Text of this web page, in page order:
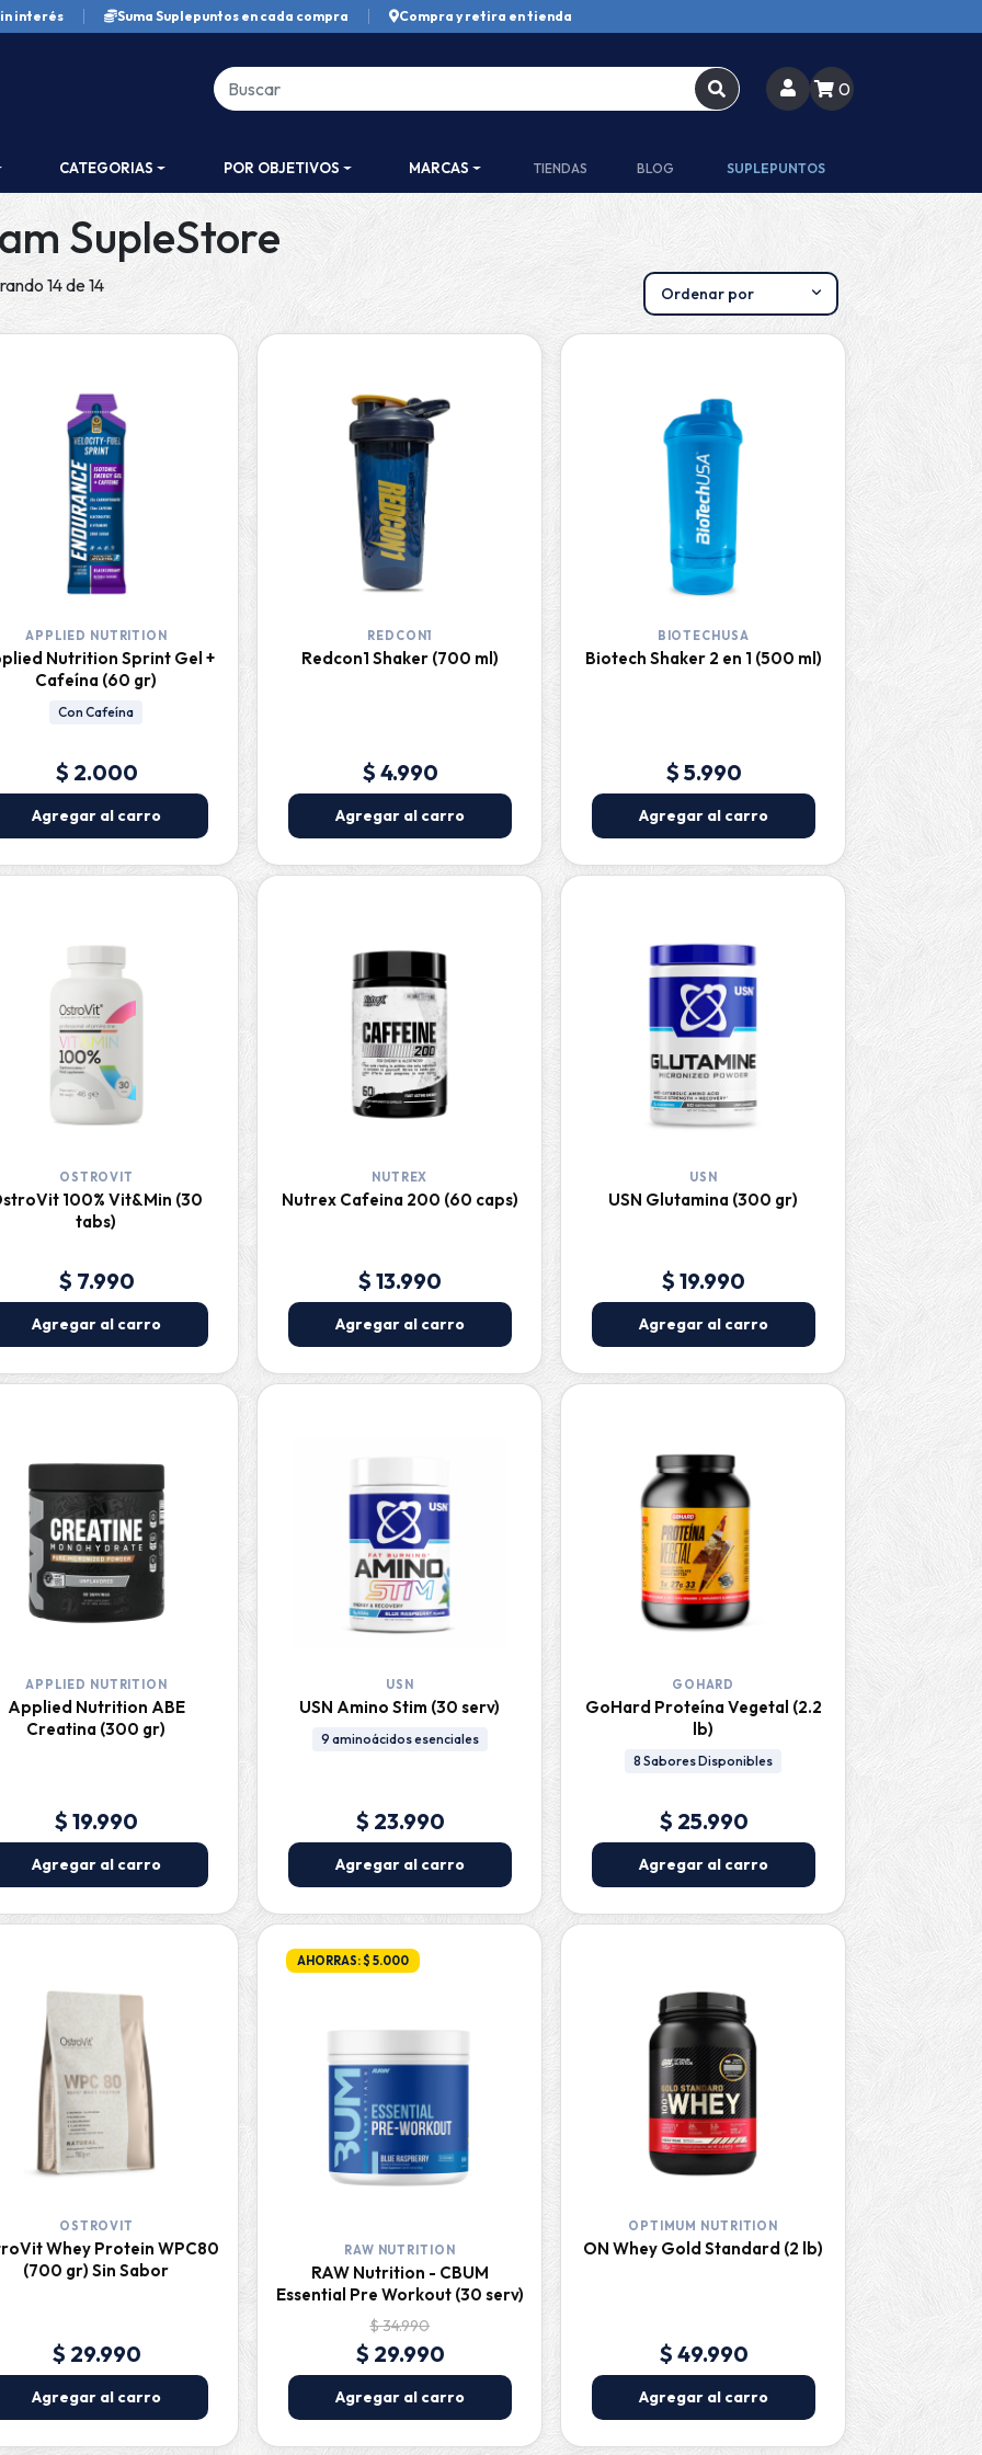
interés Suma Suplepuntos en cada compra Compra y retira en tienda
0
CATEGORIAS POR OBJETIVOS MARCAS TIENDAS BLOG SUPLEPUNTOS
SupleStore
14 de 14
APPLIED NUTRITION
Nutrition Sprint Gel +
Cafeína (60 gr)
Con Cafeína
$ 2.000
Agregar al carro
REDCON1
Redcon1 Shaker (700 ml)
$ 4.990
Agregar al carro
BIOTECHUSA
Biotech Shaker 2 en 1 (500 ml)
$ 5.990
Agregar al carro
OSTROVIT
100% Vit&Min (30
tabs)
$ 7.990
Agregar al carro
NUTREX
Nutrex Cafeina 200 (60 caps)
$ 13.990
Agregar al carro
USN
USN Glutamina (300 gr)
$ 19.990
Agregar al carro
APPLIED NUTRITION
Applied Nutrition ABE
Creatina (300 gr)
$ 19.990
Agregar al carro
USN
USN Amino Stim (30 serv)
9 aminoácidos esenciales
$ 23.990
Agregar al carro
GOHARD
GoHard Proteína Vegetal (2.2
lb)
8 Sabores Disponibles
$ 25.990
Agregar al carro
OSTROVIT
Whey Protein WPC80
(700 gr) Sin Sabor
$ 29.990
Agregar al carro
AHORRAS: $ 5.000
RAW NUTRITION
RAW Nutrition - CBUM
Essential Pre Workout (30 serv)
$ 34.990
$ 29.990
Agregar al carro
OPTIMUM NUTRITION
ON Whey Gold Standard (2 lb)
$ 49.990
Agregar al carro